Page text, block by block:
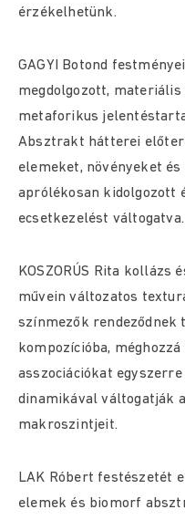
érzékelhetünk.
GAGYI Botond
megdolgozott,
metaforikus
Absztrakt hátterei
elemeket, növényeket
aprólékosan kidolgozott
ecsetkezelést váltogatva.
KOSZORÚS Rita kollázs
művein változatos
színmezők rendeződnek
kompozícióba,
asszociációkat
dinamikával váltogatják
makroszintjeit.
LAK Róbert festészetét
elemek és biomorf